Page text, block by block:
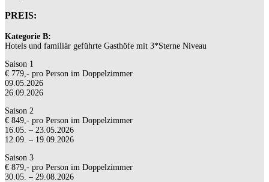
PREIS:
Kategorie B:
Hotels und familiär geführte Gasthöfe mit 3*Sterne Niveau
Saison 1
€ 779,- pro Person im Doppelzimmer
09.05.2026
26.09.2026
Saison 2
€ 849,- pro Person im Doppelzimmer
16.05. – 23.05.2026
12.09. – 19.09.2026
Saison 3
€ 879,- pro Person im Doppelzimmer
30.05. – 29.08.2026